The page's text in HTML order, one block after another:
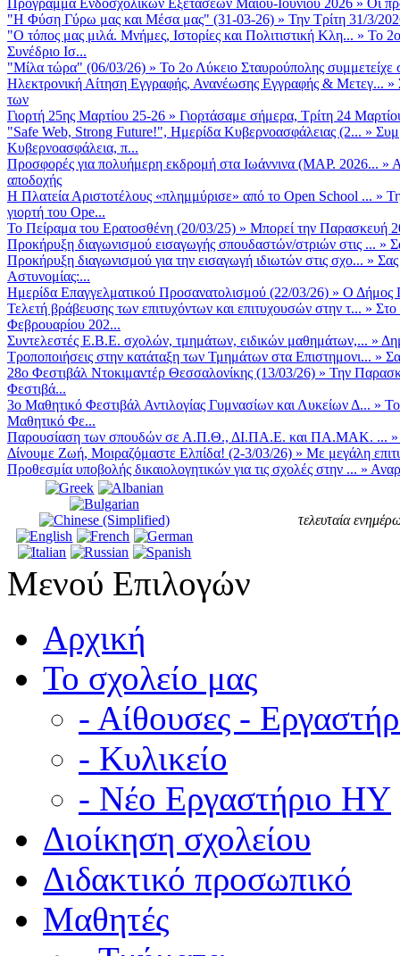
"Η Φύση Γύρω μας και Μέσα μας" (31-03-26) » Την Τρίτη 31/3/
"Ο τόπος μας μιλά. Μνήμες, Ιστορίες και Πολιτιστική Κλη... » Το
Συνέδριο Ισ...
"Μίλα τώρα" (06/03/26) » Το 2ο Λύκειο Σταυρούπολης
Ηλεκτρονική Αίτηση Εγγραφής, Ανανέωσης Εγγραφής & Μετεγ... »
των
Γιορτή 25ης Μαρτίου 25-26 » Γιορτάσαμε σήμερα, Τρίτη 24
"Safe Web, Strong Future!", Ημερίδα Κυβερνοασφάλειας (2... »
Κυβερνοασφάλεια, π...
Προσφορές για πολυήμερη εκδρομή στα Ιωάννινα (ΜΑΡ. 2026... »
αποδοχής
Η Πλατεία Αριστοτέλους «πλημμύρισε» από το Open School ... »
γιορτή του Ope...
Το Πείραμα του Ερατοσθένη (20/03/25) » Μπορεί την Παρασκευή
Προκήρυξη διαγωνισμού εισαγωγής σπουδαστών/στριών στις ... »
Προκήρυξη διαγωνισμού για την εισαγωγή ιδιωτών στις σχο... » Σας
Αστυνομίας:...
Ημερίδα Επαγγελματικού Προσανατολισμού (22/03/26) » Ο Δήμος
Τελετή βράβευσης των επιτυχόντων και επιτυχουσών στην τ... » Στο
Φεβρουαρίου 202...
Συντελεστές Ε.Β.Ε. σχολών, τμημάτων, ειδικών μαθημάτων,... »
Τροποποιήσεις στην κατάταξη των Τμημάτων στα Επιστημονι... »
28ο Φεστιβάλ Ντοκιμαντέρ Θεσσαλονίκης (13/03/26) » Την
Φεστιβά...
3ο Μαθητικό Φεστιβάλ Αντιλογίας Γυμνασίων και Λυκείων Δ... »
Μαθητικό Φε...
Παρουσίαση των σπουδών σε Α.Π.Θ., ΔΙ.ΠΑ.Ε. και ΠΑ.ΜΑΚ. ...
Δίνουμε Ζωή, Μοιραζόμαστε Ελπίδα! (2-3/03/26) » Με μεγάλη
Προθεσμία υποβολής δικαιολογητικών για τις σχολές στην ... »
τελευταία
Μενού Επιλογών
Αρχική
Το σχολείο μας
- Αίθουσες -
- Κυλικείο
- Νέο Εργαστήριο ΗΥ
Διοίκηση σχολείου
Διδακτικό προσωπικό
Μαθητές